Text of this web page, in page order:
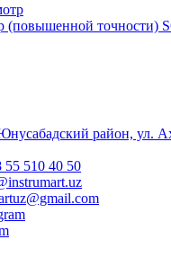
(повышенной точности)
район, ул.
55 510 40 50